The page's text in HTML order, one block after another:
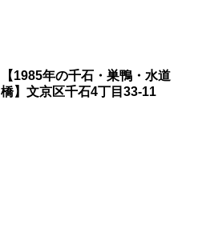
【1985年の千石・巣鴨・水道
橋】文京区千石4丁目33-11